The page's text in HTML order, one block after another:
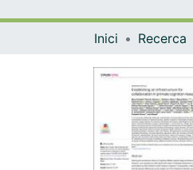
Inici Recerca